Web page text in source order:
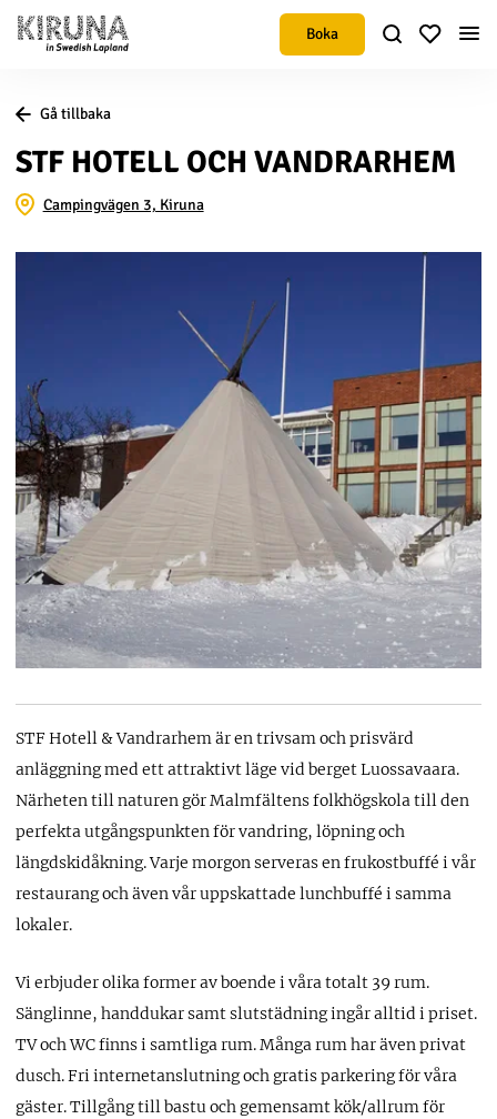
Boka
Gå tillbaka
STF HOTELL OCH VANDRARHEM
Campingvägen 3, Kiruna
STF Hotell & Vandrarhem är en trivsam och prisvärd
anläggning med ett attraktivt läge vid berget Luossavaara.
Närheten till naturen gör Malmfältens folkhögskola till den
perfekta utgångspunkten för vandring, löpning och
längdskidåkning. Varje morgon serveras en frukostbuffé i vår
restaurang och även vår uppskattade lunchbuffé i samma
lokaler.
Vi erbjuder olika former av boende i våra totalt 39 rum.
Sänglinne, handdukar samt slutstädning ingår alltid i priset.
TV och WC finns i samtliga rum. Många rum har även privat
dusch. Fri internetanslutning och gratis parkering för våra
gäster. Tillgång till bastu och gemensamt kök/allrum för